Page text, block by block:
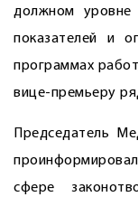
должном уровне
показателей и
программах
вице-премьеру
Председатель
сфере